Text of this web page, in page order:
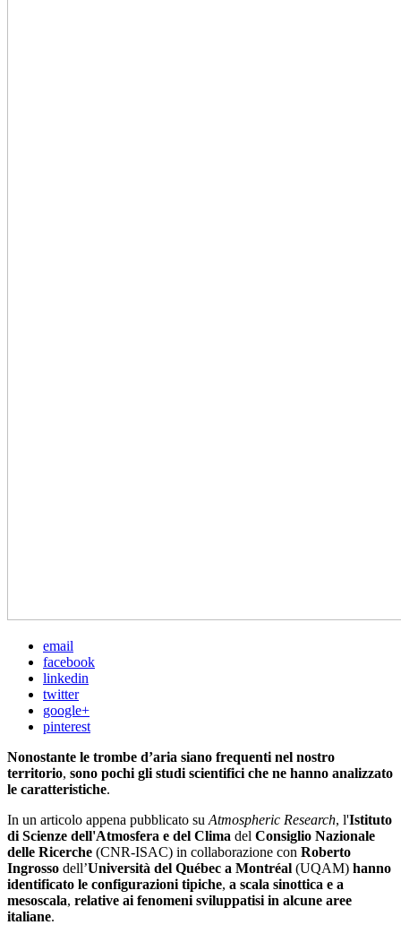
email
facebook
linkedin
twitter
google+
pinterest
Nonostante le trombe d’aria siano frequenti nel nostro
territorio, sono pochi gli studi scientifici che ne hanno analizzato
le caratteristiche.
In un articolo appena pubblicato su Atmospheric Research, l'Istituto
di Scienze dell'Atmosfera e del Clima del Consiglio Nazionale
delle Ricerche (CNR-ISAC) in collaborazione con Roberto
Ingrosso dell’Università del Québec a Montréal (UQAM) hanno
identificato le configurazioni tipiche, a scala sinottica e a
mesoscala, relative ai fenomeni sviluppatisi in alcune aree
italiane.